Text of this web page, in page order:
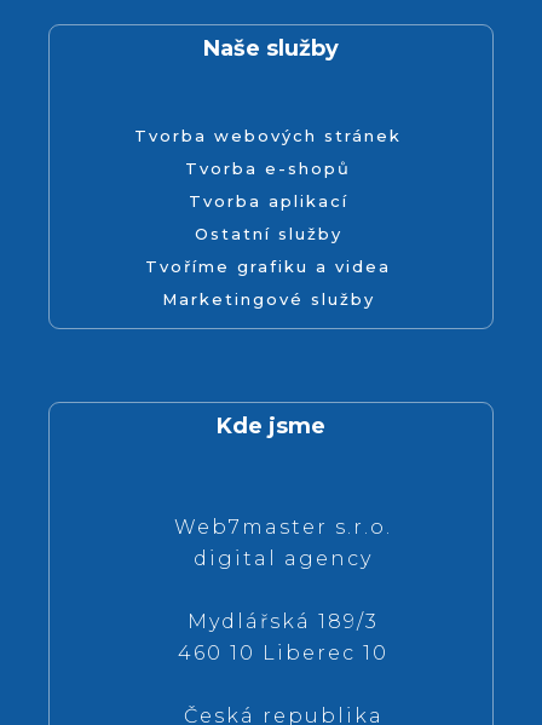
Naše služby
Tvorba webových stránek
Tvorba e-shopů
Tvorba aplikací
Ostatní služby
Tvoříme grafiku a videa
Marketingové služby
Kde jsme
Web7master s.r.o.
digital agency
Mydlářská 189/3
460 10 Liberec 10
Česká republika